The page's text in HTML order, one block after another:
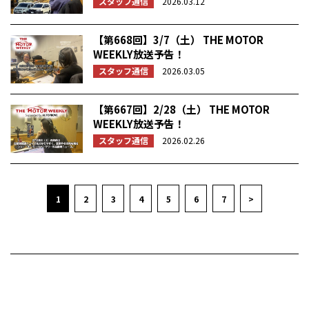
【第668回】3/7（土） THE MOTOR
WEEKLY放送予告！
スタッフ通信 2026.03.05
【第667回】2/28（土） THE MOTOR
WEEKLY放送予告！
スタッフ通信 2026.02.26
1 2 3 4 5 6 7 >